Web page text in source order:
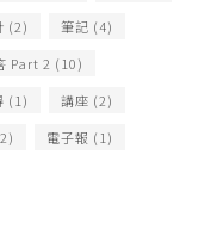
(2) 筆記 (4)
Part 2 (10)
(1) 講座 (2)
電子報 (1)